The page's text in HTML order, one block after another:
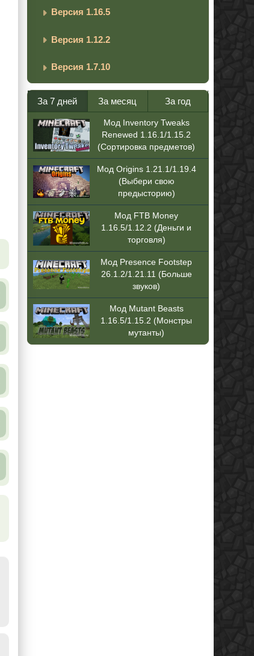
Версия 1.16.5
Версия 1.12.2
Версия 1.7.10
За 7 дней За месяц За год
Мод Inventory Tweaks
Renewed 1.16.1/1.15.2
(Сортировка предметов)
Мод Origins 1.21.1/1.19.4
(Выбери свою
предысторию)
Мод FTB Money
1.16.5/1.12.2 (Деньги и
торговля)
Мод Presence Footstep
26.1.2/1.21.11 (Больше
звуков)
Мод Mutant Beasts
1.16.5/1.15.2 (Монстры
мутанты)